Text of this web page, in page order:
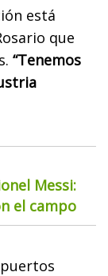
está
que
“Tenemos
Messi:
el campo